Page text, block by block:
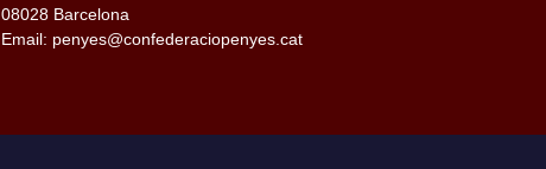
08028 Barcelona
Email: penyes@confederaciopenyes.cat